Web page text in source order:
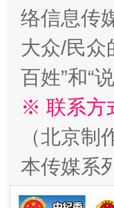
“刷贴”
络信息传
大众/民众
百姓”和“
※ 联系方
（北京制
本传媒系